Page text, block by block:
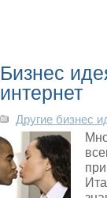
Бизнес
интернет
Другие бизнес